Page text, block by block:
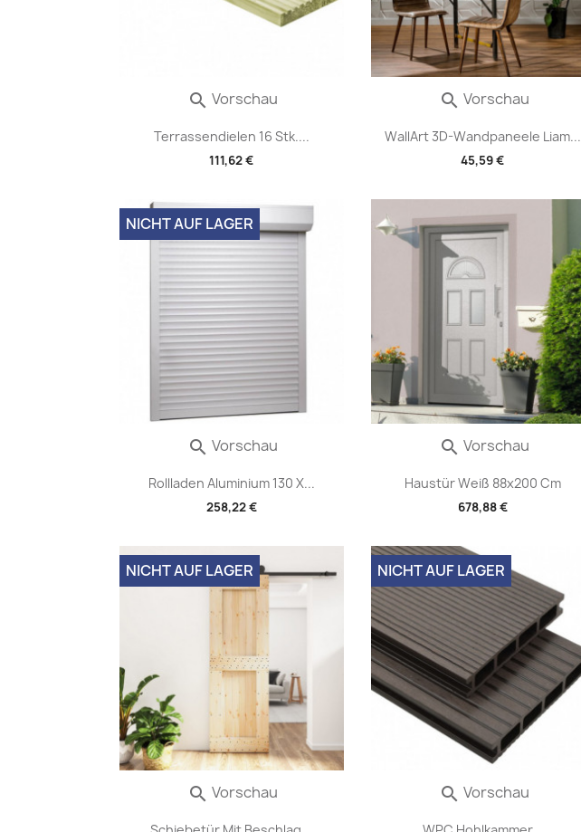
Terrassendielen 16 Stk....
111,62 €
 Vorschau
WallArt 3D-Wandpaneele Liam...
45,59 €
 Vorschau
Rollladen Aluminium 130 X...
258,22 €
NICHT AUF LAGER
 Vorschau
Haustür Weiß 88x200 Cm
678,88 €
 Vorschau
NICHT AUF LAGER
 Vorschau
NICHT AUF LAGER
 Vorschau